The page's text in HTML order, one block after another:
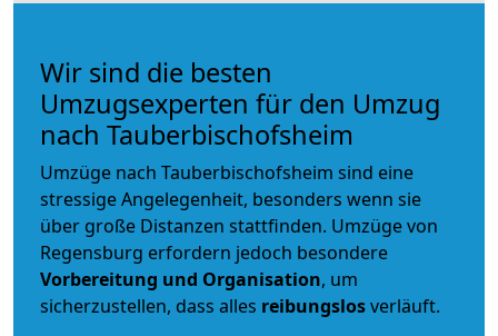
Wir sind die besten
Umzugsexperten für den Umzug
nach Tauberbischofsheim
Umzüge nach Tauberbischofsheim sind eine
stressige Angelegenheit, besonders wenn sie
über große Distanzen stattfinden. Umzüge von
Regensburg erfordern jedoch besondere
Vorbereitung und Organisation, um
sicherzustellen, dass alles reibungslosverläuft.